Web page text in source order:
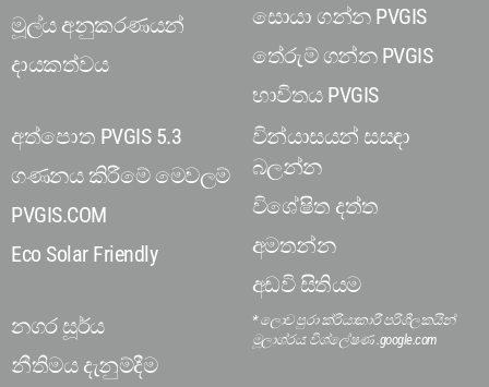
මූල්ය අනුකරණයන්
දායකත්වය
අත්පොත PVGIS 5.3
ගණනය කිරීමේ මෙවලම්
PVGIS.COM
Eco Solar Friendly
නගර සූර්ය
නීතිමය දැනුම්දීම
සොයා ගන්න PVGIS
තේරුම් ගන්න PVGIS
භාවිතය PVGIS
වින්යාසයන් සසඳා
බලන්න
විශේෂිත දත්ත
අමතන්න
අඩවි සිතියම
* ලොව පුරා ක්රියාකාරී පරිශීලකයින්
මූලාශ්රය: විශ්ලේෂණ .google.com